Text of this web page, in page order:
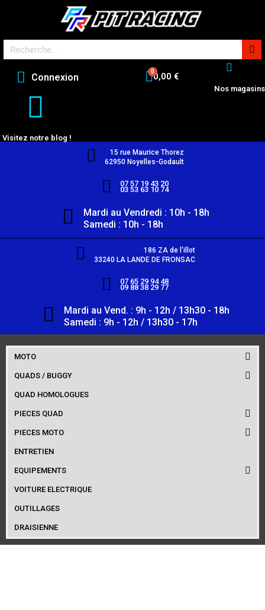
Connexion 0,00 €
Nos magasins
Visitez notre blog !
15 rue Maurice Thorez
62950 Noyelles-Godault
07 57 19 43 20
03 53 63 10 74
Mardi au Vendredi : 10h - 18h
Samedi : 10h - 18h
186 ZA de l'illot
33240 LA LANDE DE FRONSAC
07 65 29 94 48
09 88 38 29 77
Mardi au Vend. : 9h - 12h / 13h30 - 18h
Samedi : 9h - 12h / 13h30 - 17h
MOTO
QUADS / BUGGY
QUAD HOMOLOGUES
PIECES QUAD
PIECES MOTO
ENTRETIEN
EQUIPEMENTS
VOITURE ELECTRIQUE
OUTILLAGES
DRAISIENNE